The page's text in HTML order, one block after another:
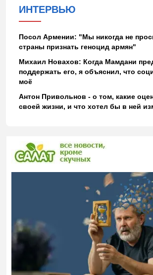
ИНТЕРВЬЮ
Посол Армении: "Мы никогда не
страны признать геноцид армян"
Михаил Новахов: Когда Мамдани
поддержать его, я объяснил, что
моё
Антон Привольнов - о том, какие
своей жизни, и что хотел бы в ней